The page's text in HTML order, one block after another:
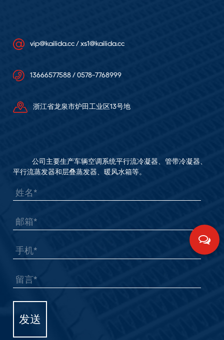
vip@kailida.cc / xs1@kailida.cc
13666577588 / 0578-7768999
浙江省龙泉市炉田工业区13号地
公司主要生产车辆空调系统平行流冷凝器、管带冷凝器、
平行流蒸发器和层叠蒸发器、暖风水箱等。